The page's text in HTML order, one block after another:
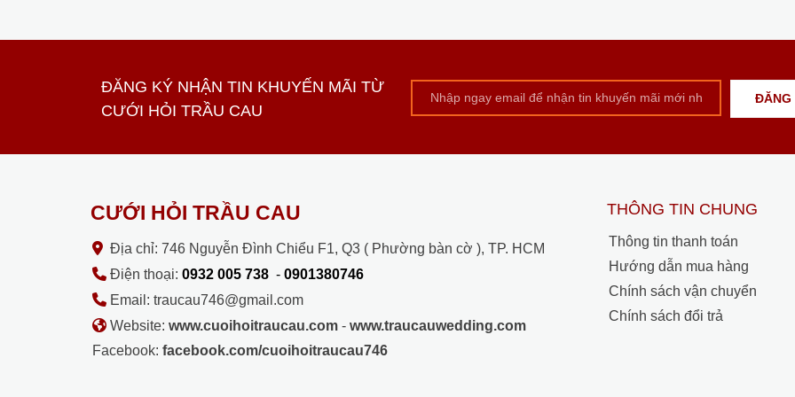
ĐĂNG KÝ NHẬN TIN KHUYẾN MÃI TỪ
CƯỚI HỎI TRẦU CAU
CƯỚI HỎI TRẦU CAU
Địa chỉ: 746 Nguyễn Đình Chiểu F1, Q3 ( Phường bàn cờ ), TP. HCM
Điện thoại: 0932 005 738 - 0901380746
Email: traucau746@gmail.com
Website: www.cuoihoitraucau.com - www.traucauwedding.com
Facebook: facebook.com/cuoihoitraucau746
THÔNG TIN CHUNG
Thông tin thanh toán
Hướng dẫn mua hàng
Chính sách vận chuyển
Chính sách đổi trả